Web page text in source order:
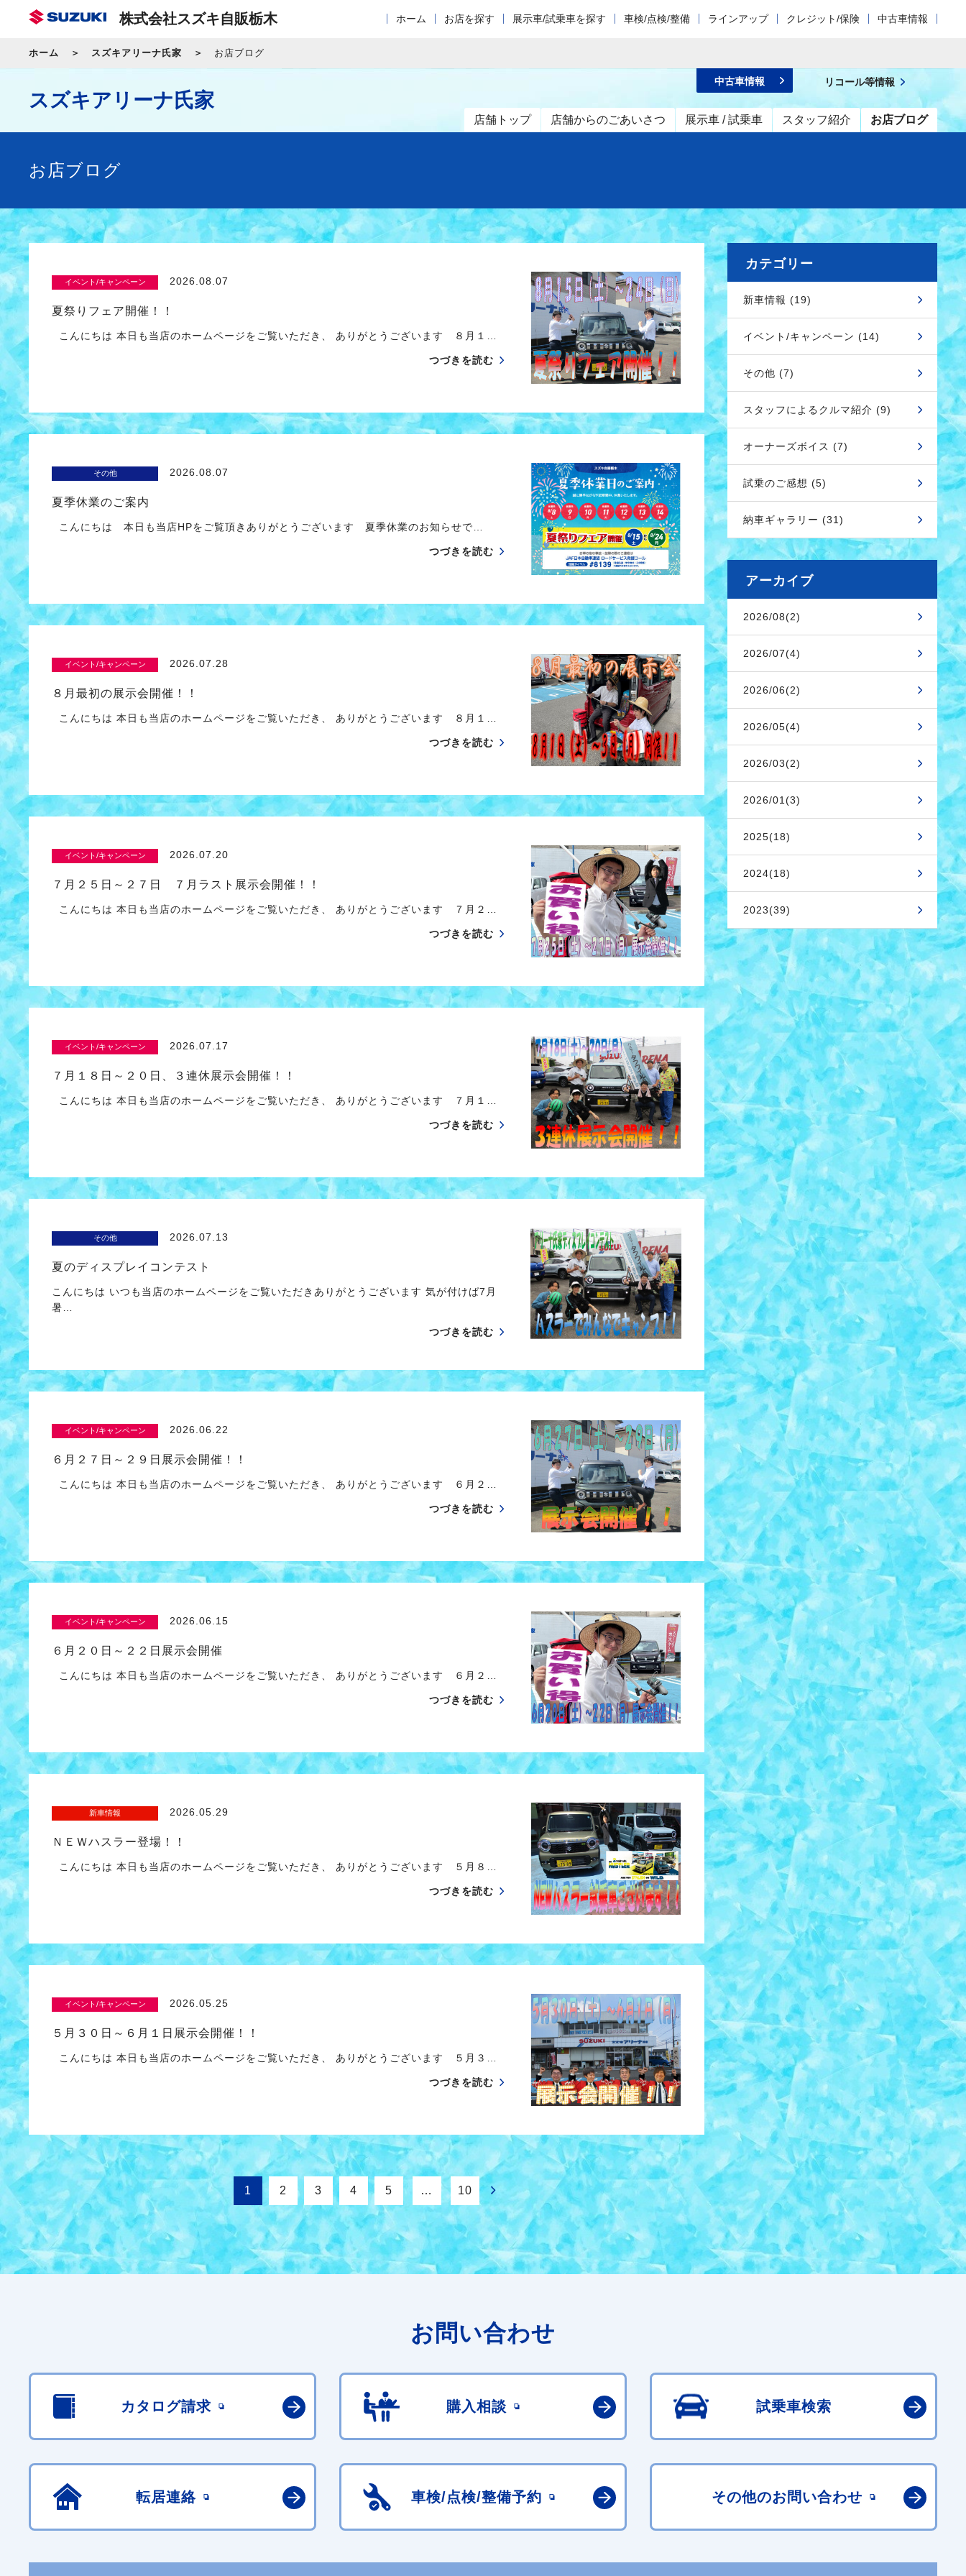
株式会社スズキ自販栃木 ホーム お店を探す 展示車/試乗車を探す 車検/点検/整備 ラインアップ クレジット/保険 中古車情報
ホーム スズキアリーナ氏家 お店ブログ
スズキアリーナ氏家
店舗トップ 店舗からのごあいさつ 展示車 / 試乗車 スタッフ紹介 お店ブログ
中古車情報 リコール等情報
お店ブログ
イベント/キャンペーン 2026.08.07
夏祭りフェア開催！！
こんにちは 本日も当店のホームページをご覧いただき、 ありがとうございます ８月１…
つづきを読む
その他 2026.08.07
夏季休業のご案内
こんにちは 本日も当店HPをご覧頂きありがとうございます 夏季休業のお知らせで…
つづきを読む
イベント/キャンペーン 2026.07.28
８月最初の展示会開催！！
こんにちは 本日も当店のホームページをご覧いただき、 ありがとうございます ８月１…
つづきを読む
イベント/キャンペーン 2026.07.20
７月２５日～２７日 ７月ラスト展示会開催！！
こんにちは 本日も当店のホームページをご覧いただき、 ありがとうございます ７月２…
つづきを読む
イベント/キャンペーン 2026.07.17
７月１８日～２０日、３連休展示会開催！！
こんにちは 本日も当店のホームページをご覧いただき、 ありがとうございます ７月１…
つづきを読む
その他 2026.07.13
夏のディスプレイコンテスト
こんにちは いつも当店のホームページをご覧いただきありがとうございます 気が付けば7月
暑…
つづきを読む
イベント/キャンペーン 2026.06.22
６月２７日～２９日展示会開催！！
こんにちは 本日も当店のホームページをご覧いただき、 ありがとうございます ６月２…
つづきを読む
イベント/キャンペーン 2026.06.15
６月２０日～２２日展示会開催
こんにちは 本日も当店のホームページをご覧いただき、 ありがとうございます ６月２…
つづきを読む
新車情報 2026.05.29
ＮＥＷハスラー登場！！
こんにちは 本日も当店のホームページをご覧いただき、 ありがとうございます ５月８…
つづきを読む
イベント/キャンペーン 2026.05.25
５月３０日～６月１日展示会開催！！
こんにちは 本日も当店のホームページをご覧いただき、 ありがとうございます ５月３…
つづきを読む
1 2 3 4 5 … 10
カテゴリー
新車情報 (19)
イベント/キャンペーン (14)
その他 (7)
スタッフによるクルマ紹介 (9)
オーナーズボイス (7)
試乗のご感想 (5)
納車ギャラリー (31)
アーカイブ
2026/08(2)
2026/07(4)
2026/06(2)
2026/05(4)
2026/03(2)
2026/01(3)
2025(18)
2024(18)
2023(39)
お問い合わせ
カタログ請求 購入相談 試乗車検索
転居連絡 車検/点検/整備予約 その他のお問い合わせ